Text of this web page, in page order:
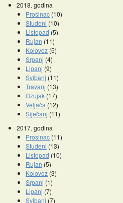
2018. godina
Prosinac (10)
Studeni (10)
Listopad (5)
Rujan (11)
Kolovoz (5)
Srpanj (4)
Lipanj (9)
Svibanj (11)
Travanj (13)
Ožujak (17)
Veljača (12)
Siječanj (11)
2017. godina
Prosinac (11)
Studeni (13)
Listopad (10)
Rujan (5)
Kolovoz (3)
Srpanj (1)
Lipanj (7)
Svibanj (7)